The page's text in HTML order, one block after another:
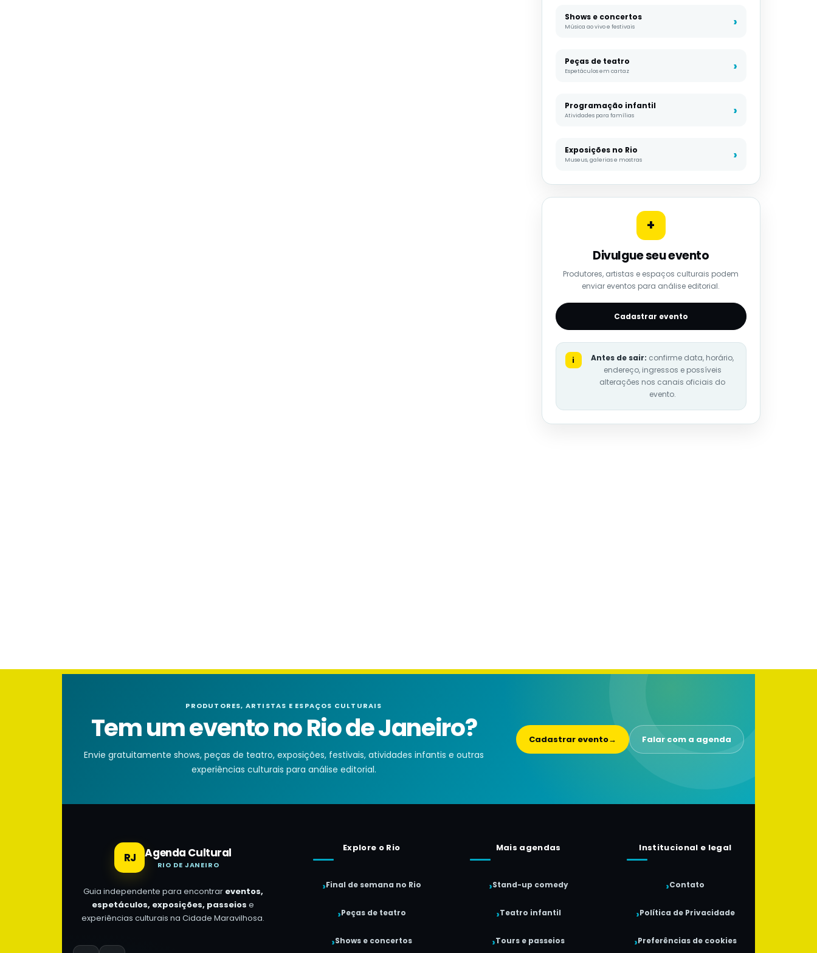
Shows e concertos
Música ao vivo e festivais
Peças de teatro
Espetáculos em cartaz
Programação infantil
Atividades para famílias
Exposições no Rio
Museus, galerias e mostras
+
Divulgue seu evento
Produtores, artistas e espaços culturais podem
enviar eventos para análise editorial.
Cadastrar evento
i Antes de sair: confirme data, horário,
endereço, ingressos e possíveis
alterações nos canais oficiais do
evento.
PRODUTORES, ARTISTAS E ESPAÇOS CULTURAIS
Tem um evento no Rio de Janeiro?
Envie gratuitamente shows, peças de teatro, exposições, festivais, atividades infantis e outras
experiências culturais para análise editorial.
Cadastrar evento→ Falar com a agenda
RJ Agenda Cultural
RIO DE JANEIRO
Guia independente para encontrar eventos,
espetáculos, exposições, passeios e
experiências culturais na Cidade Maravilhosa.
Explore o Rio
Final de semana no Rio
Peças de teatro
Shows e concertos
Mais agendas
Stand-up comedy
Teatro infantil
Tours e passeios
Institucional e legal
Contato
Política de Privacidade
Preferências de cookies